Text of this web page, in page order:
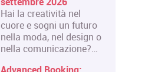
Hai la creatività nel
cuore e sogni un futuro
nella moda, nel design o
nella comunicazione?…